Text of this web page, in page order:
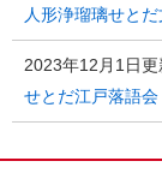
人形浄瑠璃せと
2023年12月1日更
せとだ江戸落語会